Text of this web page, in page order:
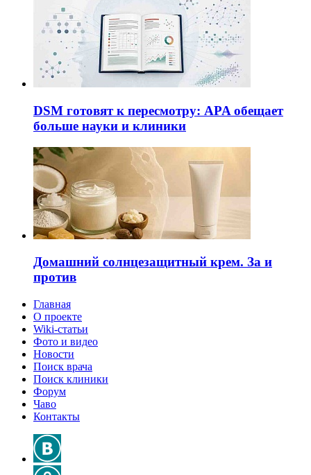
DSM готовят к пересмотру: APA обещает
больше науки и клиники
Домашний солнцезащитный крем. За и
против
Главная
О проекте
Wiki-статьи
Фото и видео
Новости
Поиск врача
Поиск клиники
Форум
Чаво
Контакты